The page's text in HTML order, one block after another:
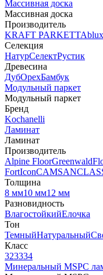
Массивная доска
Массивная доска
Производитель
KRAFT PARKETTAblux
Селекция
НатурСелектРустик
Древесина
ДубОрехБамбук
Модульный паркет
Модульный паркет
Бренд
Kochanelli
Ламинат
Ламинат
Производитель
Alpine FloorGreenwald
FortIconCAMSAN
Толщина
8 мм10 мм12 мм
Разновидность
ВлагостойкийЕлочка
Тон
ТемныйНатуральный
Класс
323334
Минеральный MSPC